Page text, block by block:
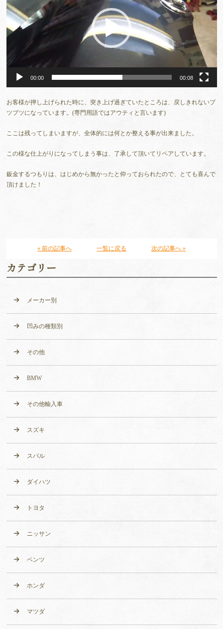
レ
ー
ヤ
ー
00:00 00:08
お客様が押し上げられた時に、突き上げ過ぎていたところは、戻しきれないブ
ツブツになっています。(専門用語ではアウティと言います)
ここは残ってしまいますが、全体的には何とか整える事が出来ました。
この様な仕上がりになってしまう事は、了承して頂いてリペアしています。
鈑金するつもりは、はじめから無かったと仰っておられたので、とても喜んで
頂けました！
« 前の記事へ 一覧に戻る 次の記事へ »
カテゴリー
メーカー別
凹みの種類別
その他
BMW
その他輸入車
スズキ
スバル
ダイハツ
トヨタ
ニッサン
ベンツ
ホンダ
マツダ